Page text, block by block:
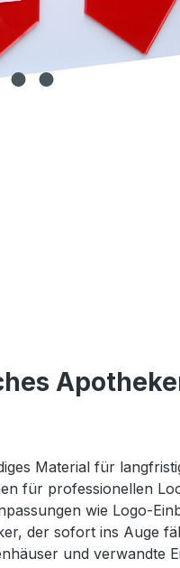
Material für
für professionellen
wie Logo-
der sofort ins Auge
und verwandte